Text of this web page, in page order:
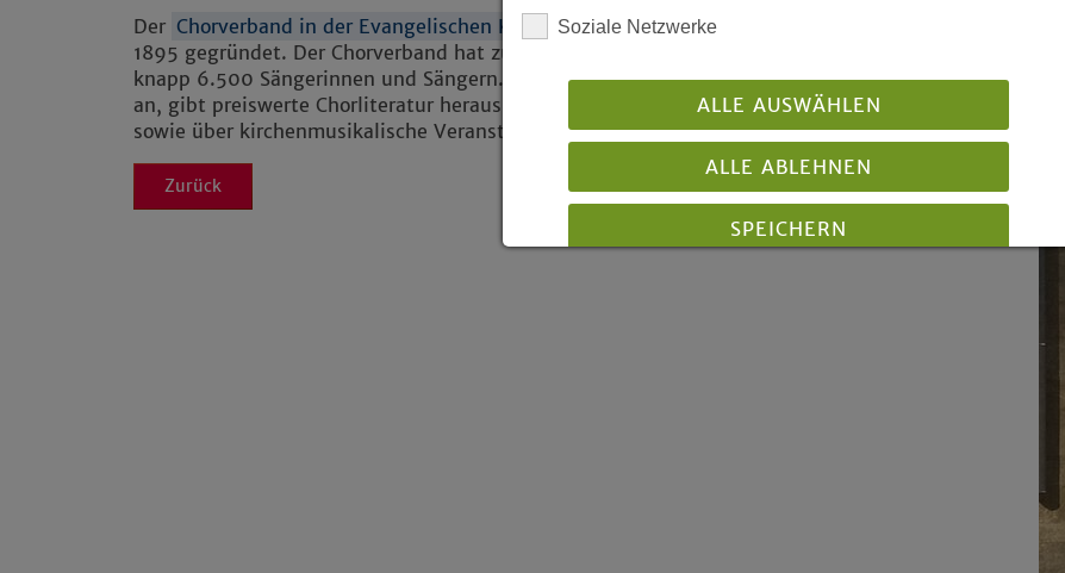
Der Chorverband in der Evangelischen Kirche von Westfalen
1895 gegründet. Der Chorverband hat zurzeit rund 200 Mitgliedschöre mit
knapp 6.500 Sängerinnen und Sängern. Er bietet Fortbildungsveranstaltungen
an, gibt preiswerte Chorliteratur heraus und informiert über neue Chorliteratur
sowie über kirchenmusikalische Veranstaltungen in Westfalen.
Zurück
Soziale Netzwerke
ALLE AUSWÄHLEN
ALLE ABLEHNEN
SPEICHERN